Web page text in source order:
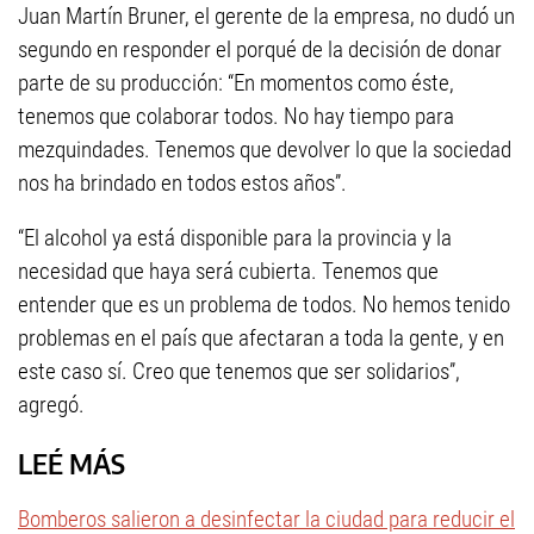
Juan Martín Bruner, el gerente de la empresa, no dudó un
segundo en responder el porqué de la decisión de donar
parte de su producción: “En momentos como éste,
tenemos que colaborar todos. No hay tiempo para
mezquindades. Tenemos que devolver lo que la sociedad
nos ha brindado en todos estos años”.
“El alcohol ya está disponible para la provincia y la
necesidad que haya será cubierta. Tenemos que
entender que es un problema de todos. No hemos tenido
problemas en el país que afectaran a toda la gente, y en
este caso sí. Creo que tenemos que ser solidarios”,
agregó.
LEÉ MÁS
Bomberos salieron a desinfectar la ciudad para reducir el